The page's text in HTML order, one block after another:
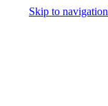
Skip to navigation